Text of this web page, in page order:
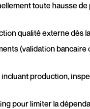
toute hausse
qualité externe dès
(validation
production,
pour limiter la